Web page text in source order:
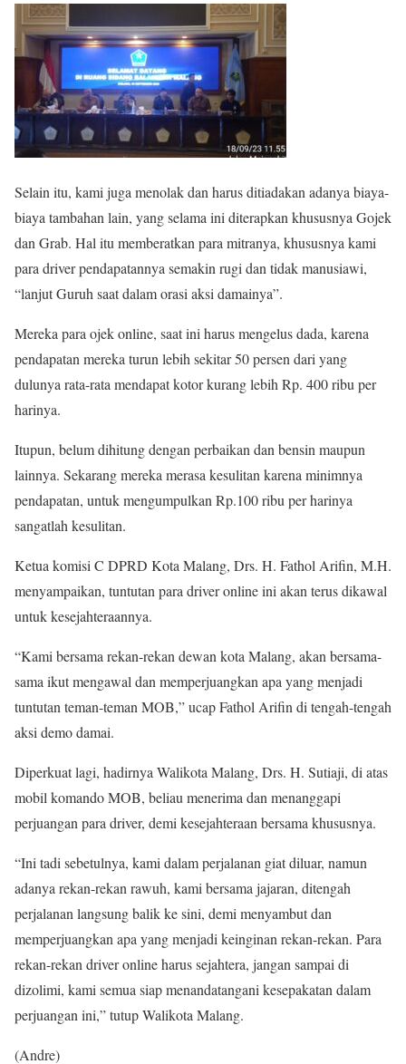
Selain itu, kami juga menolak dan harus ditiadakan adanya biaya-
biaya tambahan lain, yang selama ini diterapkan khususnya Gojek
dan Grab. Hal itu memberatkan para mitranya, khususnya kami
para driver pendapatannya semakin rugi dan tidak manusiawi,
“lanjut Guruh saat dalam orasi aksi damainya”.
Mereka para ojek online, saat ini harus mengelus dada, karena
pendapatan mereka turun lebih sekitar 50 persen dari yang
dulunya rata-rata mendapat kotor kurang lebih Rp. 400 ribu per
harinya.
Itupun, belum dihitung dengan perbaikan dan bensin maupun
lainnya. Sekarang mereka merasa kesulitan karena minimnya
pendapatan, untuk mengumpulkan Rp.100 ribu per harinya
sangatlah kesulitan.
Ketua komisi C DPRD Kota Malang, Drs. H. Fathol Arifin, M.H.
menyampaikan, tuntutan para driver online ini akan terus dikawal
untuk kesejahteraannya.
“Kami bersama rekan-rekan dewan kota Malang, akan bersama-
sama ikut mengawal dan memperjuangkan apa yang menjadi
tuntutan teman-teman MOB,” ucap Fathol Arifin di tengah-tengah
aksi demo damai.
Diperkuat lagi, hadirnya Walikota Malang, Drs. H. Sutiaji, di atas
mobil komando MOB, beliau menerima dan menanggapi
perjuangan para driver, demi kesejahteraan bersama khususnya.
“Ini tadi sebetulnya, kami dalam perjalanan giat diluar, namun
adanya rekan-rekan rawuh, kami bersama jajaran, ditengah
perjalanan langsung balik ke sini, demi menyambut dan
memperjuangkan apa yang menjadi keinginan rekan-rekan. Para
rekan-rekan driver online harus sejahtera, jangan sampai di
dizolimi, kami semua siap menandatangani kesepakatan dalam
perjuangan ini,” tutup Walikota Malang.
(Andre)